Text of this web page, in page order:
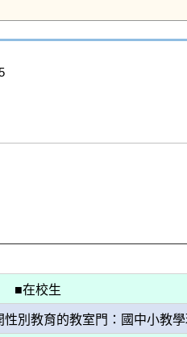
■在校生
性別教育的教室門：國中小教